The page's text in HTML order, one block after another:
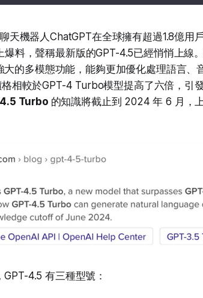
天機器人ChatGPT在全球擁有超過1.8億用
料，聲稱最新版的GPT-4.5已經悄悄上線
的多模態功能，能夠更加優化處理語言、
相較於GPT-4 Turbo模型提高了六倍，引
Turbo 的知識將截止到 2024 年 6 月，
4.5 有三種型號：